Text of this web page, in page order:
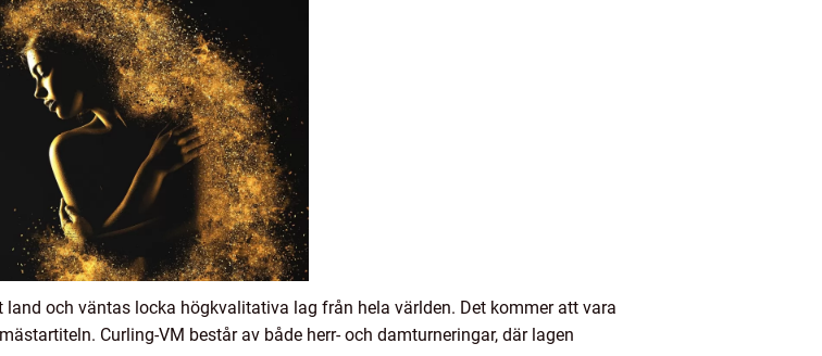
och väntas locka högkvalitativa lag från hela världen. Det kommer att vara
Curling-VM består av både herr- och damturneringar, där lagen